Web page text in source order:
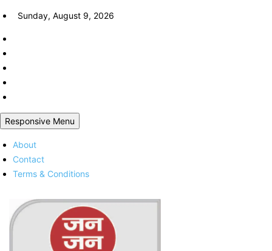
Skip
content
Sunday, August 9, 2026
Responsive Menu
About
Contact
Terms & Conditions